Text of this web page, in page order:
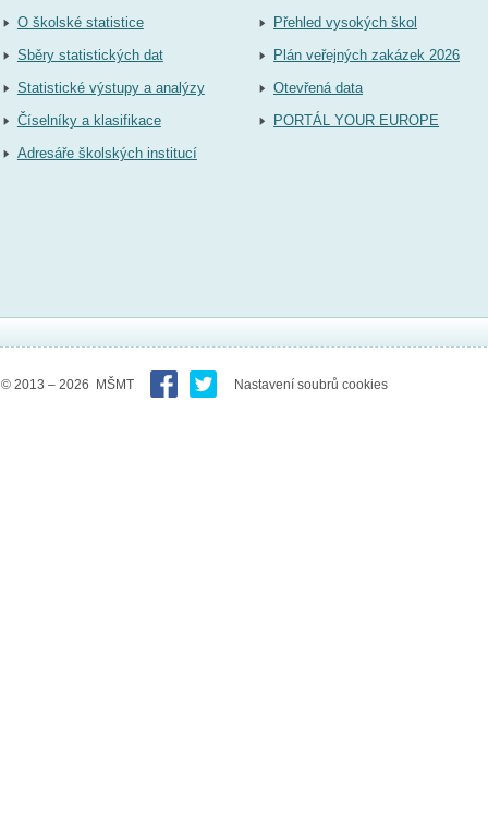
O školské statistice
Sběry statistických dat
Statistické výstupy a analýzy
Číselníky a klasifikace
Adresáře školských institucí
Přehled vysokých škol
Plán veřejných zakázek 2026
Otevřená data
PORTÁL YOUR EUROPE
© 2013 – 2026 MŠMT Nastavení soubrů cookies